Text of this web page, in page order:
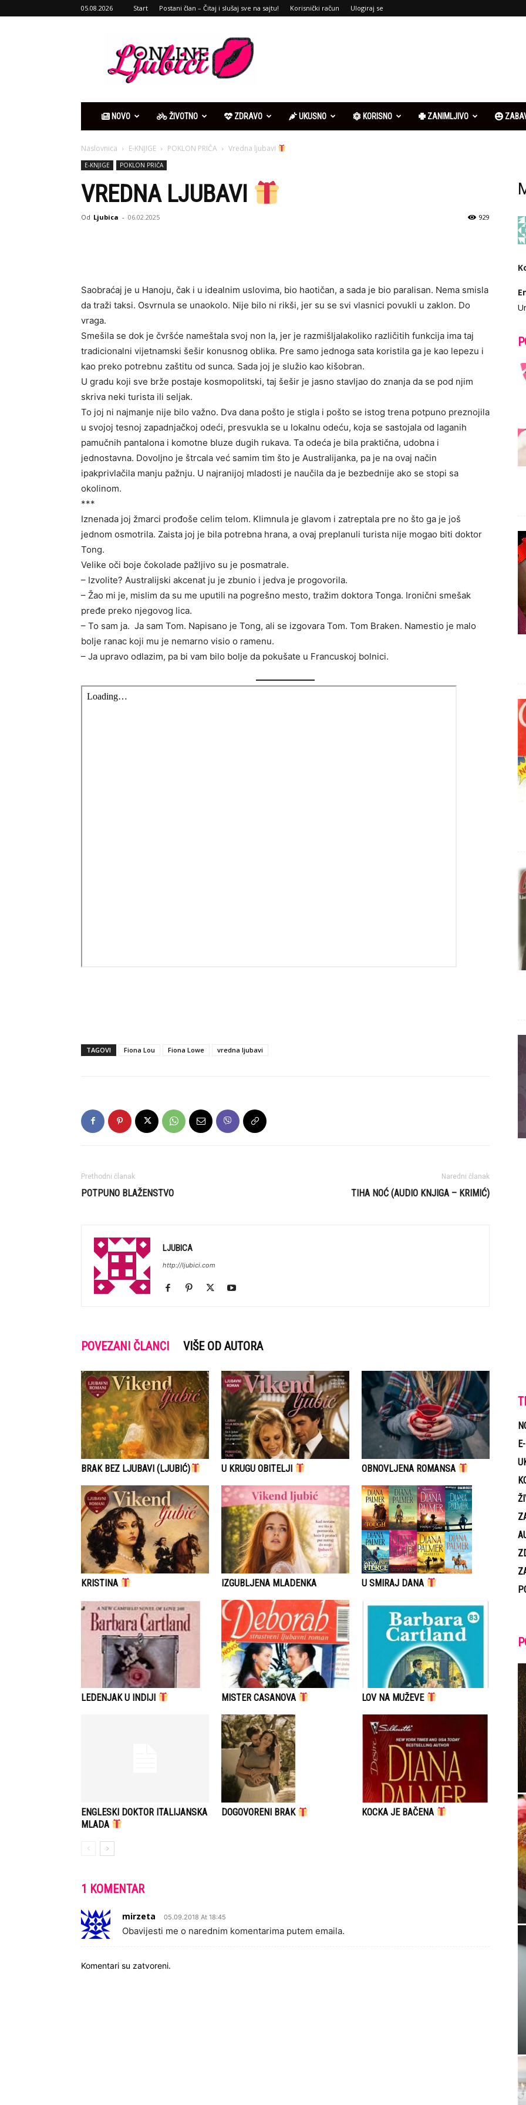
05.08.2026 Start Postani član – Čitaj i slušaj sve na sajtu! Korisnički račun Ulogiraj se
online
NOVO ŽIVOTNO ZDRAVO UKUSNO KORISNO ZANIMLJIVO
Naslovnica E-KNJIGE POKLON PRIČA Vredna ljubavi
E-KNJIGE POKLON PRIČA
VREDNA LJUBAVI
Od Ljubica - 06.02.2025 929
Saobraćaj je u Hanoju, čak i u idealnim uslovima, bio haotičan, a sada je bio paralisan. Nema smisla
da traži taksi. Osvrnula se unaokolo. Nije bilo ni rikši, jer su se svi vlasnici povukli u zaklon. Do
vraga.
Smešila se dok je čvršće nameštala svoj non la, jer je razmišljalakoliko različitih funkcija ima taj
tradicionalni vijetnamski šešir konusnog oblika. Pre samo jednoga sata koristila ga je kao lepezu i
kao preko potrebnu zaštitu od sunca. Sada joj je služio kao kišobran.
U gradu koji sve brže postaje kosmopolitski, taj šešir je jasno stavljao do znanja da se pod njim
skriva neki turista ili seljak.
To joj ni najmanje nije bilo važno. Dva dana pošto je stigla i pošto se istog trena potpuno preznojila
u svojoj tesnoj zapadnjačkoj odeći, presvukla se u lokalnu odeću, koja se sastojala od laganih
pamučnih pantalona i komotne bluze dugih rukava. Ta odeća je bila praktična, udobna i
jednostavna. Dovoljno je štrcala već samim tim što je Australijanka, pa je na ovaj način
ipakprivlačila manju pažnju. U najranijoj mladosti je naučila da je bezbednije ako se stopi sa
okolinom.
***
Iznenada joj žmarci prođoše celim telom. Klimnula je glavom i zatreptala pre no što ga je još
jednom osmotrila. Zaista joj je bila potrebna hrana, a ovaj preplanuli turista nije mogao biti doktor
Tong.
Velike oči boje čokolade pažljivo su je posmatrale.
– Izvolite? Australijski akcenat ju je zbunio i jedva je progovorila.
– Žao mi je, mislim da su me uputili na pogrešno mesto, tražim doktora Tonga. Ironični smešak
pređe preko njegovog lica.
– To sam ja. Ja sam Tom. Napisano je Tong, ali se izgovara Tom. Tom Braken. Namestio je malo
bolje ranac koji mu je nemarno visio o ramenu.
– Ja upravo odlazim, pa bi vam bilo bolje da pokušate u Francuskoj bolnici.
TAGOVI Fiona Lou Fiona Lowe vredna ljubavi
Prethodni članak
POTPUNO BLAŽENSTVO
Naredni članak
TIHA NOĆ (AUDIO KNJIGA – KRIMIĆ)
LJUBICA
http://ljubici.com
POVEZANI ČLANCI VIŠE OD AUTORA
BRAK BEZ LJUBAVI (LJUBIĆ) U KRUGU OBITELJI OBNOVLJENA ROMANSA
KRISTINA IZGUBLJENA MLADENKA U SMIRAJ DANA
LEDENJAK U INDIJI MISTER CASANOVA LOV NA MUŽEVE
ENGLESKI DOKTOR ITALIJANSKA
MLADA
DOGOVORENI BRAK KOCKA JE BAČENA
1 KOMENTAR
mirzeta 05.09.2018 At 18:45
Obavijesti me o narednim komentarima putem emaila.
Komentari su zatvoreni.